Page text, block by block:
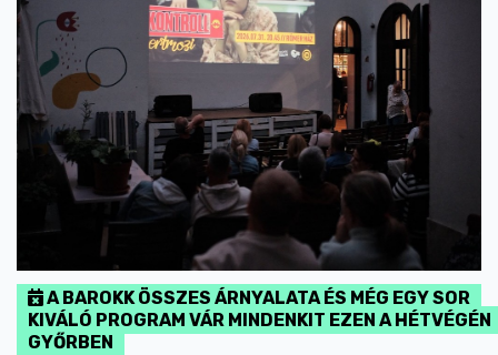
A BAROKK ÖSSZES ÁRNYALATA ÉS MÉG EGY SOR
KIVÁLÓ PROGRAM VÁR MINDENKIT EZEN A HÉTVÉGÉN
GYŐRBEN